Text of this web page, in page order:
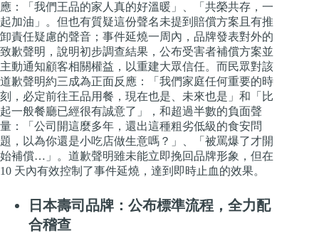
應：「我們王品的家人真的好溫暖」、「共榮共存，一
起加油」。但也有質疑這份聲名未提到賠償方案且有推
卸責任疑慮的聲音；事件延燒一周內，品牌發表對外的
致歉聲明，說明初步調查結果，公布受害者補償方案並
主動通知顧客相關權益，以重建大眾信任。而民眾對該
道歉聲明約三成為正面反應：「我們家庭任何重要的時
刻，必定前往王品用餐，現在也是、未來也是」和「比
起一般餐廳已經很有誠意了」，和超過半數的負面聲
量：「公司開這麼多年，還出這種粗劣低級的食安問
題，以為你還是小吃店做生意嗎？」、「被罵爆了才開
始補償…」。道歉聲明雖未能立即挽回品牌形象，但在
10 天內有效控制了事件延燒，達到即時止血的效果。
日本壽司品牌：公布標準流程，全力配
合稽查